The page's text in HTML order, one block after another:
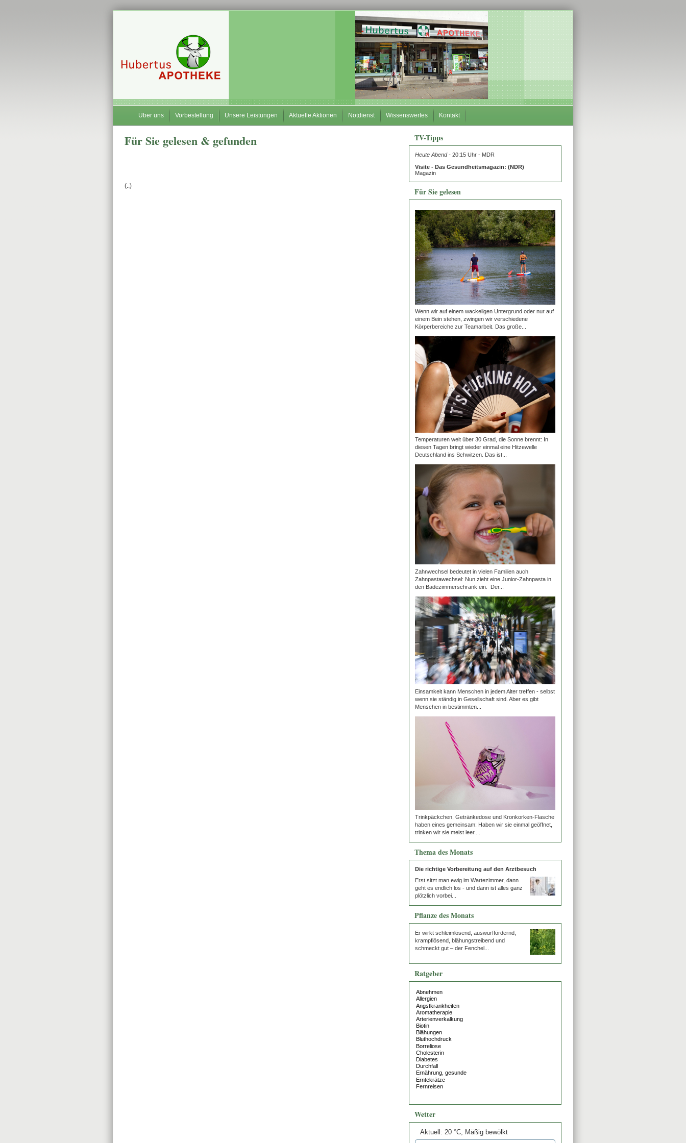
Über uns Vorbestellung Unsere Leistungen Aktuelle Aktionen Notdienst Wissenswertes Kontakt
Für Sie gelesen & gefunden
(..)
TV-Tipps
Heute Abend - 20:15 Uhr - MDR
Visite - Das Gesundheitsmagazin: (NDR)
Magazin
Für Sie gelesen
Wenn wir auf einem wackeligen Untergrund oder nur auf
einem Bein stehen, zwingen wir verschiedene
Körperbereiche zur Teamarbeit. Das große...
Temperaturen weit über 30 Grad, die Sonne brennt: In
diesen Tagen bringt wieder einmal eine Hitzewelle
Deutschland ins Schwitzen. Das ist...
Zahnwechsel bedeutet in vielen Familien auch
Zahnpastawechsel: Nun zieht eine Junior-Zahnpasta in
den Badezimmerschrank ein. Der...
Einsamkeit kann Menschen in jedem Alter treffen - selbst
wenn sie ständig in Gesellschaft sind. Aber es gibt
Menschen in bestimmten...
Trinkpäckchen, Getränkedose und Kronkorken-Flasche
haben eines gemeinsam: Haben wir sie einmal geöffnet,
trinken wir sie meist leer....
Thema des Monats
Die richtige Vorbereitung auf den Arztbesuch
Erst sitzt man ewig im Wartezimmer, dann
geht es endlich los - und dann ist alles ganz
plötzlich vorbei...
Pflanze des Monats
Er wirkt schleimlösend, auswurffördernd,
krampflösend, blähungstreibend und
schmeckt gut – der Fenchel...
Ratgeber
Wetter
Aktuell: 20 °C, Mäßig bewölkt